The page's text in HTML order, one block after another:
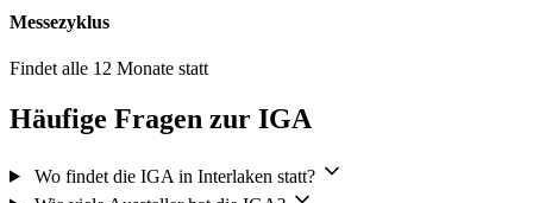
Messezyklus
Findet alle 12 Monate statt
Häufige Fragen zur IGA
Wo findet die IGA in Interlaken statt?